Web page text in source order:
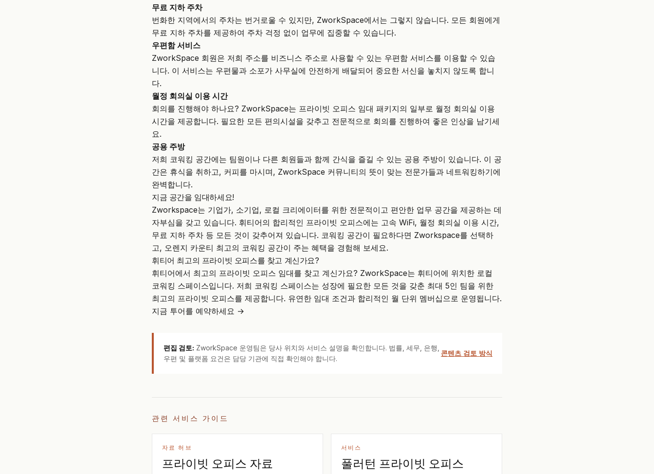
무료 지하 주차
번화한 지역에서의 주차는 번거로울 수 있지만, ZworkSpace에서는 그렇지 않습니다. 모든 회원에게
무료 지하 주차를 제공하여 주차 걱정 없이 업무에 집중할 수 있습니다.
우편함 서비스
ZworkSpace 회원은 저희 주소를 비즈니스 주소로 사용할 수 있는 우편함 서비스를 이용할 수 있습
니다. 이 서비스는 우편물과 소포가 사무실에 안전하게 배달되어 중요한 서신을 놓치지 않도록 합니
다.
월정 회의실 이용 시간
회의를 진행해야 하나요? ZworkSpace는 프라이빗 오피스 임대 패키지의 일부로 월정 회의실 이용
시간을 제공합니다. 필요한 모든 편의시설을 갖추고 전문적으로 회의를 진행하여 좋은 인상을 남기세
요.
공용 주방
저희 코워킹 공간에는 팀원이나 다른 회원들과 함께 간식을 즐길 수 있는 공용 주방이 있습니다. 이 공
간은 휴식을 취하고, 커피를 마시며, ZworkSpace 커뮤니티의 뜻이 맞는 전문가들과 네트워킹하기에
완벽합니다.
지금 공간을 임대하세요!
Zworkspace는 기업가, 소기업, 로컬 크리에이터를 위한 전문적이고 편안한 업무 공간을 제공하는 데
자부심을 갖고 있습니다. 휘티어의 합리적인 프라이빗 오피스에는 고속 WiFi, 월정 회의실 이용 시간,
무료 지하 주차 등 모든 것이 갖추어져 있습니다. 코워킹 공간이 필요하다면 Zworkspace를 선택하
고, 오렌지 카운티 최고의 코워킹 공간이 주는 혜택을 경험해 보세요.
휘티어 최고의 프라이빗 오피스를 찾고 계신가요?
휘티어에서 최고의 프라이빗 오피스 임대를 찾고 계신가요? ZworkSpace는 휘티어에 위치한 로컬
코워킹 스페이스입니다. 저희 코워킹 스페이스는 성장에 필요한 모든 것을 갖춘 최대 5인 팀을 위한
최고의 프라이빗 오피스를 제공합니다. 유연한 임대 조건과 합리적인 월 단위 멤버십으로 운영됩니다.
지금 투어를 예약하세요 →
편집 검토: ZworkSpace 운영팀은 당사 위치와 서비스 설명을 확인합니다. 법률, 세무, 은행,
우편 및 플랫폼 요건은 담당 기관에 직접 확인해야 합니다.
콘텐츠 검토 방식
관련 서비스 가이드
자료 허브
프라이빗 오피스 자료
서비스
풀러턴 프라이빗 오피스